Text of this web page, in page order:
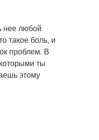
нее любой
такое боль, и
проблем. В
ты
этому